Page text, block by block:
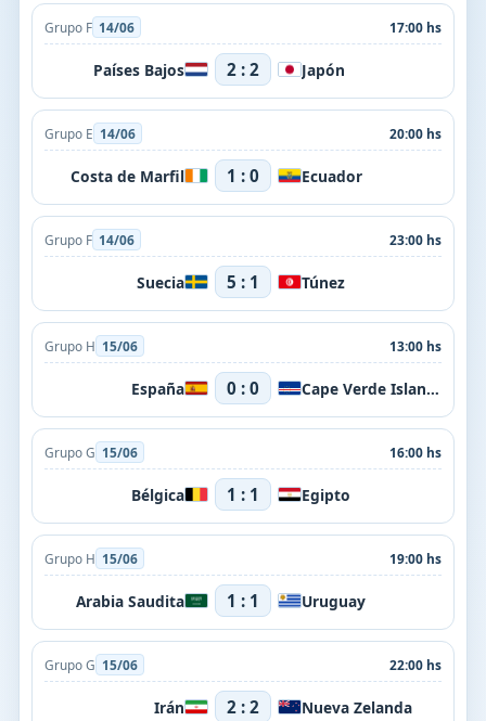
Grupo F 14/06 17:00 hs
Países Bajos 2 : 2 Japón
Grupo E 14/06 20:00 hs
Costa de Marfil 1 : 0 Ecuador
Grupo F 14/06 23:00 hs
Suecia 5 : 1 Túnez
Grupo H 15/06 13:00 hs
España 0 : 0 Cape Verde Islands
Grupo G 15/06 16:00 hs
Bélgica 1 : 1 Egipto
Grupo H 15/06 19:00 hs
Arabia Saudita 1 : 1 Uruguay
Grupo G 15/06 22:00 hs
Irán 2 : 2 Nueva Zelanda